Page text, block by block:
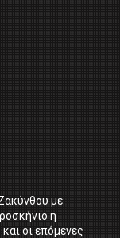
με
η
οι επόμενες